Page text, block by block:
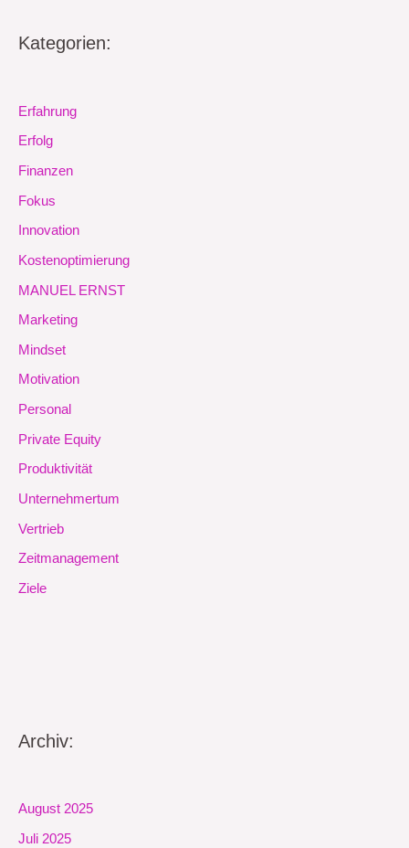
Kategorien:
Erfahrung
Erfolg
Finanzen
Fokus
Innovation
Kostenoptimierung
MANUEL ERNST
Marketing
Mindset
Motivation
Personal
Private Equity
Produktivität
Unternehmertum
Vertrieb
Zeitmanagement
Ziele
Archiv:
August 2025
Juli 2025